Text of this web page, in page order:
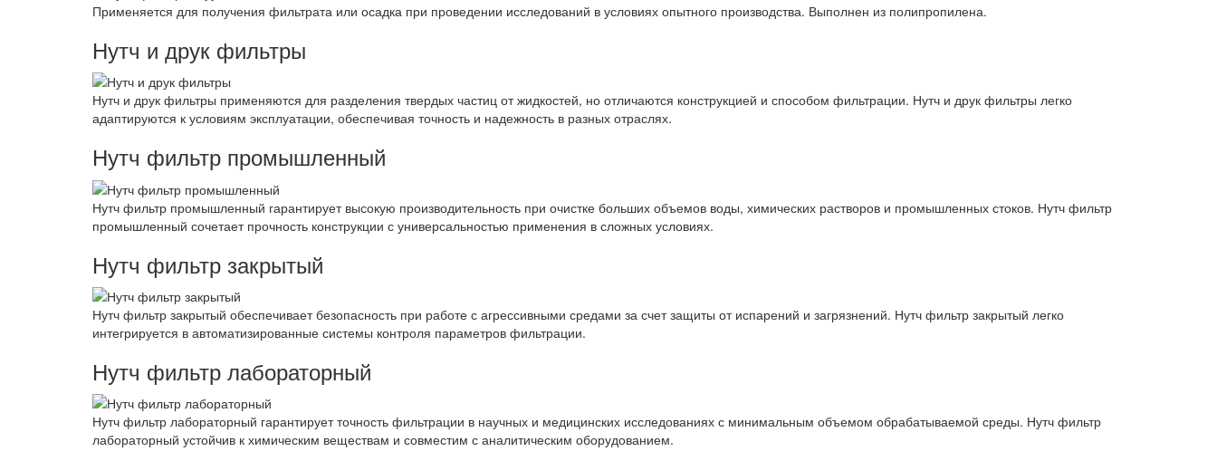
Применяется для получения фильтрата или осадка при проведении исследований в условиях опытного производства. Выполнен из полипропилена.
Нутч и друк фильтры
Нутч и друк фильтры применяются для разделения твердых частиц от жидкостей, но отличаются конструкцией и способом фильтрации. Нутч и друк фильтры легко
адаптируются к условиям эксплуатации, обеспечивая точность и надежность в разных отраслях.
Нутч фильтр промышленный
Нутч фильтр промышленный гарантирует высокую производительность при очистке больших объемов воды, химических растворов и промышленных стоков. Нутч фильтр
промышленный сочетает прочность конструкции с универсальностью применения в сложных условиях.
Нутч фильтр закрытый
Нутч фильтр закрытый обеспечивает безопасность при работе с агрессивными средами за счет защиты от испарений и загрязнений. Нутч фильтр закрытый легко
интегрируется в автоматизированные системы контроля параметров фильтрации.
Нутч фильтр лабораторный
Нутч фильтр лабораторный гарантирует точность фильтрации в научных и медицинских исследованиях с минимальным объемом обрабатываемой среды. Нутч фильтр
лабораторный устойчив к химическим веществам и совместим с аналитическим оборудованием.